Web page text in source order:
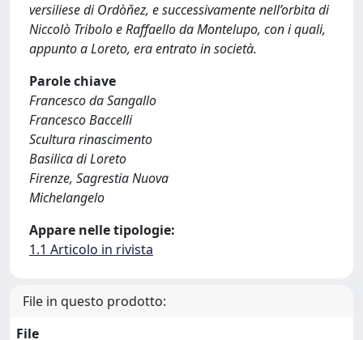
versiliese di Ordòňez, e successivamente nell’orbita di
Niccolò Tribolo e Raffaello da Montelupo, con i quali,
appunto a Loreto, era entrato in società.
Parole chiave
Francesco da Sangallo
Francesco Baccelli
Scultura rinascimento
Basilica di Loreto
Firenze, Sagrestia Nuova
Michelangelo
Appare nelle tipologie:
1.1 Articolo in rivista
File in questo prodotto:
File